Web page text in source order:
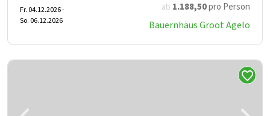
ab 1.188,50pro Person
Fr. 04.12.2026 -
So. 06.12.2026
Bauernhäus Groot Agelo